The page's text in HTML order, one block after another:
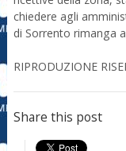
chiedere agli
di Sorrento rimanga
RIPRODUZIONE
Share this post